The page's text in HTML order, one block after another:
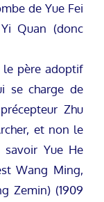
de Yue Fei
Quan (donc
le père adoptif
se charge de
Zhu
et non le
Yue He
Wang Ming,
Zemin) (1909